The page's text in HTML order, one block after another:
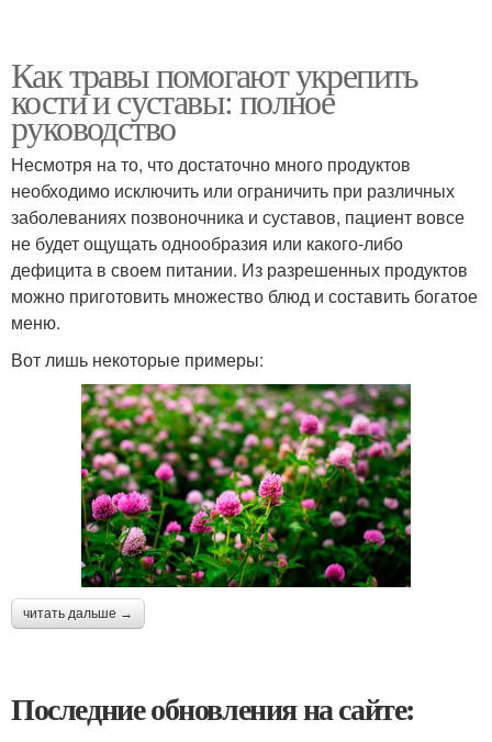
Как травы помогают укрепить
кости и суставы: полное
руководство
Несмотря на то, что достаточно много продуктов
необходимо исключить или ограничить при различных
заболеваниях позвоночника и суставов, пациент вовсе
не будет ощущать однообразия или какого-либо
дефицита в своем питании. Из разрешенных продуктов
можно приготовить множество блюд и составить богатое
меню.
Вот лишь некоторые примеры:
читать дальше →
Последние обновления на сайте: